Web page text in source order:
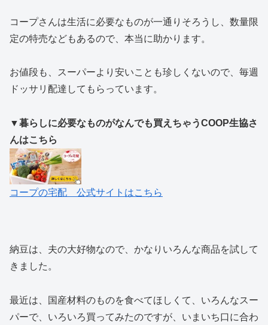
コープさんは生活に必要なものが一通りそろうし、数量限
定の特売などもあるので、本当に助かります。
お値段も、スーパーより安いことも珍しくないので、毎週
ドッサリ配達してもらっています。
▼暮らしに必要なものがなんでも買えちゃうCOOP生協さ
んはこちら
コープの宅配 公式サイトはこちら
納豆は、夫の大好物なので、かなりいろんな商品を試して
きました。
最近は、国産材料のものを食べてほしくて、いろんなスー
パーで、いろいろ買ってみたのですが、いまいち口に合わ